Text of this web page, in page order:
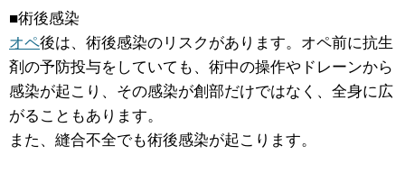
■術後感染
オペ後は、術後感染のリスクがあります。オペ前に抗生
剤の予防投与をしていても、術中の操作やドレーンから
感染が起こり、その感染が創部だけではなく、全身に広
がることもあります。
また、縫合不全でも術後感染が起こります。